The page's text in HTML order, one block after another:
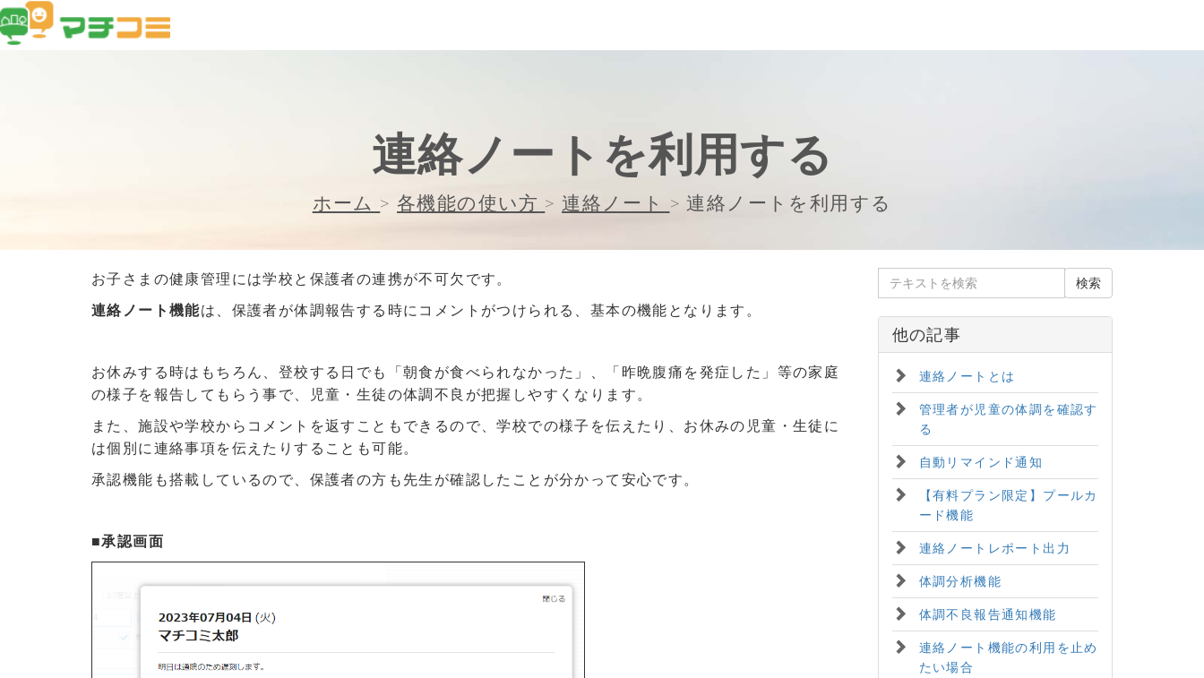
連絡ノートを利用する
ホーム > 各機能の使い方 > 連絡ノート > 連絡ノートを利用する
お子さまの健康管理には学校と保護者の連携が不可欠です。
連絡ノート機能は、保護者が体調報告する時にコメントがつけられる、基本の機能となります。
お休みする時はもちろん、登校する日でも「朝食が食べられなかった」、「昨晩腹痛を発症した」等の家庭
の様子を報告してもらう事で、児童・生徒の体調不良が把握しやすくなります。
また、施設や学校からコメントを返すこともできるので、学校での様子を伝えたり、お休みの児童・生徒に
は個別に連絡事項を伝えたりすることも可能。
承認機能も搭載しているので、保護者の方も先生が確認したことが分かって安心です。
■承認画面
他の記事
連絡ノートとは
管理者が児童の体調を確認す
る
自動リマインド通知
【有料プラン限定】プールカ
ード機能
連絡ノートレポート出力
体調分析機能
体調不良報告通知機能
連絡ノート機能の利用を止め
たい場合